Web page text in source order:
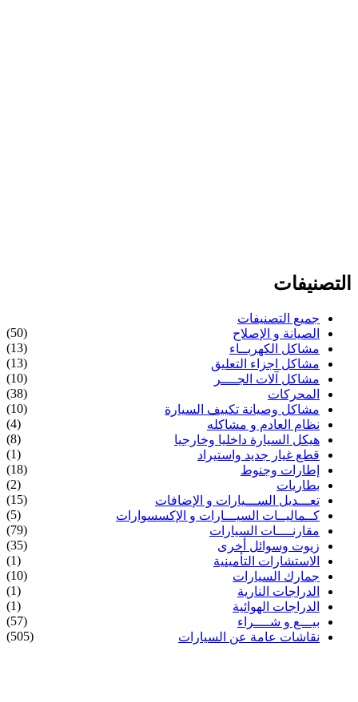
التصنيفات
جميع التصنيفات
الصيانة و الإصلاح
(50)
مشاكل الكهربــاء
(13)
مشاكل اجزاء التعليق
(13)
مشاكل آلات الجــــر
(10)
المحركات
(38)
مشاكل وصيانة تكييف السيارة
(10)
نظام العادم و مشاكله
(4)
هيكل السيارة داخليا وخارجيا
(8)
قطع غيار جديد واستيراد
(1)
إطارات وجنوط
(18)
بطاريات
(2)
تعـــديل الســـيارات و الإضافات
(15)
كــماليــات السيـــارات و الإكسسوارات
(5)
مقارنــــات السيارات
(79)
زيوت وسوائل أخرى
(35)
الاستشارات التأمينية
(1)
جمارك السيارات
(10)
الدراجات النارية
(1)
الدراجات الهوائية
(1)
بيـــع و شــــراء
(57)
نقاشات عامة عن السيارات
(505)